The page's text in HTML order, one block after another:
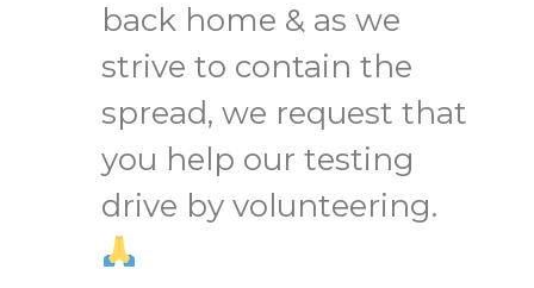
back home & as we
strive to contain the
spread, we request that
you help our testing
drive by volunteering.